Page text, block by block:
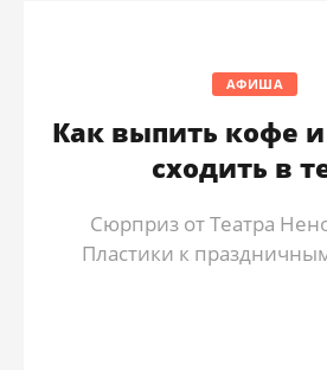
АФИША
Как выпить кофе и
сходить в
Сюрприз от Театра
Пластики к